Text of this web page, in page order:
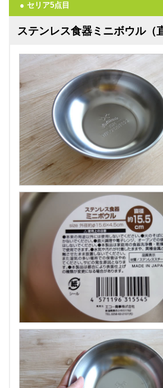
● セリア5点目
ステンレス食器ミニボウル（